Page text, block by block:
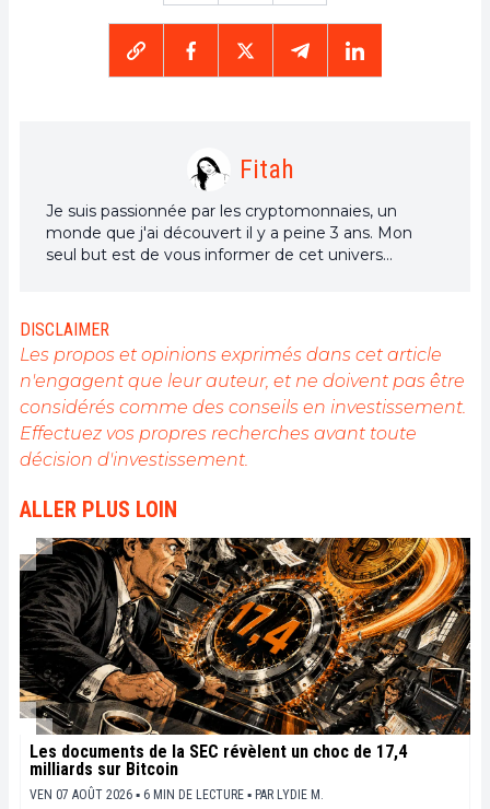
Fitah
Je suis passionnée par les cryptomonnaies, un
monde que j'ai découvert il y a peine 3 ans. Mon
seul but est de vous informer de cet univers
DISCLAIMER
Les propos et opinions exprimés dans cet article
n'engagent que leur auteur, et ne doivent pas être
considérés comme des conseils en investissement.
Effectuez vos propres recherches avant toute
décision d'investissement.
ALLER PLUS LOIN
Les documents de la SEC révèlent un choc de 17,4
milliards sur Bitcoin
VEN 07 AOÛT 2026 ▪ 6 MIN DE LECTURE ▪ PAR LYDIE M.